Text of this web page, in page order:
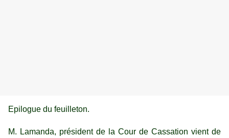
Epilogue du feuilleton.
M. Lamanda, président de la Cour de Cassation vient de